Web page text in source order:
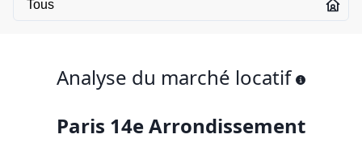
Analyse du marché locatif
Paris 14e Arrondissement